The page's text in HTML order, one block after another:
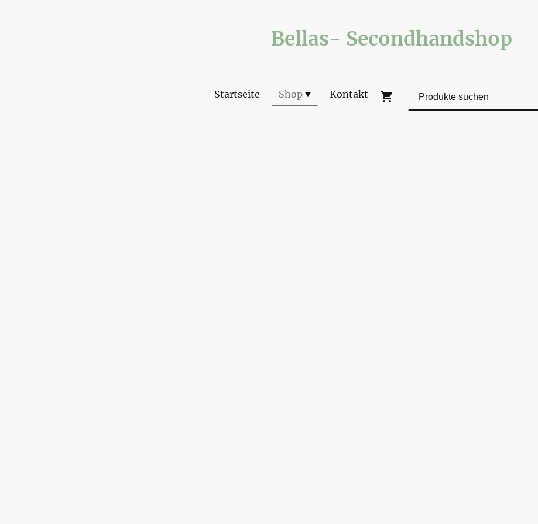
Bellas- Secondhandshop
Startseite Shop Kontakt